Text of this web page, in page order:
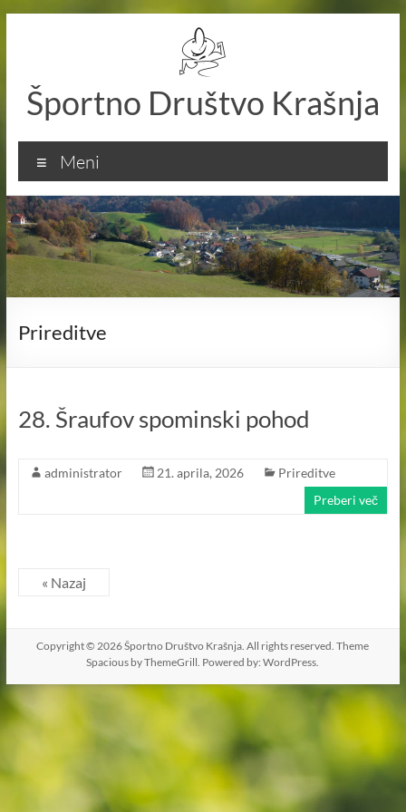
Športno Društvo Krašnja
Meni
Prireditve
28. Šraufov spominski pohod
administrator 21. aprila, 2026
Prireditve
Preberi več
« Nazaj
Copyright © 2026Športno Društvo Krašnja. All rights reserved. Theme
Spacious by ThemeGrill. Powered by:WordPress.